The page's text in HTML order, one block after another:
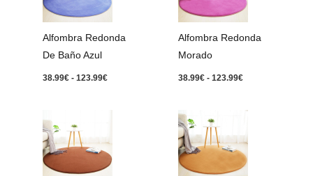
Alfombra Redonda
De Baño Azul
38.99€ - 123.99€
hasta
123.99€
Alfombra Redonda
Morado
38.99€ - 123.99€
hasta
123.99€
38.99€
hasta
precios:
38.99€
hasta